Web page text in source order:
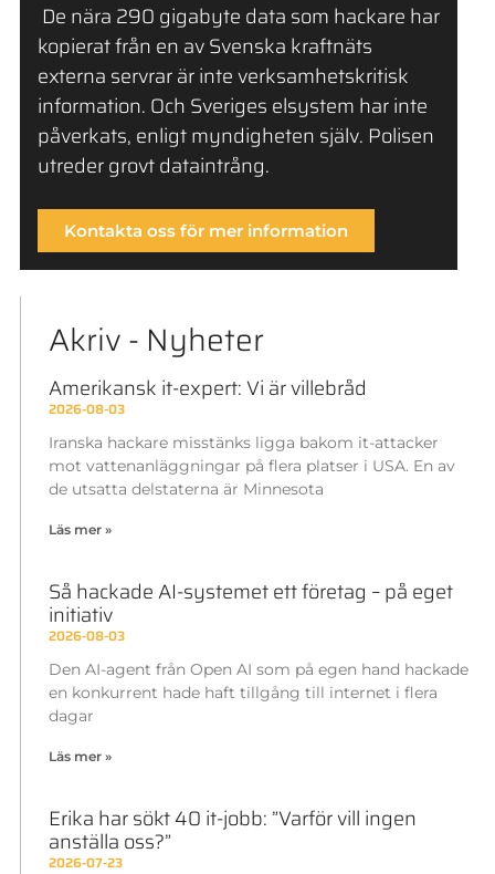
​ De nära 290 gigabyte data som hackare har
kopierat från en av Svenska kraftnäts
externa servrar är inte verksamhetskritisk
information. Och Sveriges elsystem har inte
påverkats, enligt myndigheten själv. Polisen
utreder grovt dataintrång.
Kontakta oss för mer information
Akriv - Nyheter
Amerikansk it-expert: Vi är villebråd
2026-08-03
Iranska hackare misstänks ligga bakom it-attacker
mot vattenanläggningar på flera platser i USA. En av
de utsatta delstaterna är Minnesota
Läs mer »
Så hackade AI-systemet ett företag – på eget
initiativ
2026-08-03
Den AI-agent från Open AI som på egen hand hackade
en konkurrent hade haft tillgång till internet i flera
dagar
Läs mer »
Erika har sökt 40 it-jobb: ”Varför vill ingen
anställa oss?”
2026-07-23